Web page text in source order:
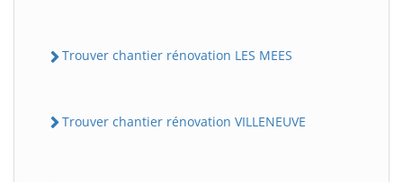
Trouver chantier rénovation LES MEES
Trouver chantier rénovation VILLENEUVE